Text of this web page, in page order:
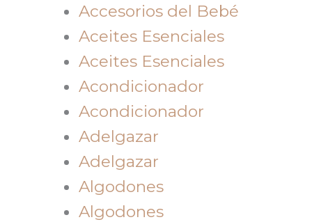
Accesorios del Bebé
Aceites Esenciales
Aceites Esenciales
Acondicionador
Acondicionador
Adelgazar
Adelgazar
Algodones
Algodones